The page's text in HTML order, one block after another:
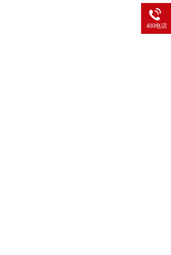
400电话